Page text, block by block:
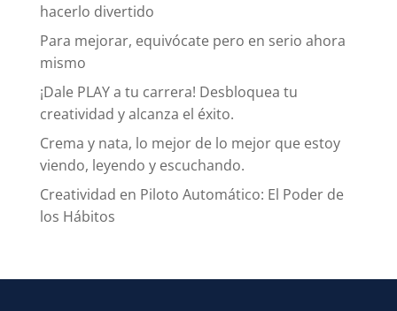
hacerlo divertido
Para mejorar, equivócate pero en serio ahora
mismo
¡Dale PLAY a tu carrera! Desbloquea tu
creatividad y alcanza el éxito.
Crema y nata, lo mejor de lo mejor que estoy
viendo, leyendo y escuchando.
Creatividad en Piloto Automático: El Poder de
los Hábitos